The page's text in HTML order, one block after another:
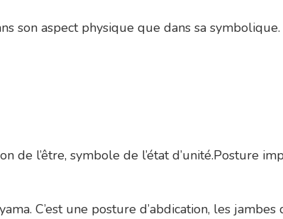
son aspect physique que dans sa
de l’être, symbole de l’état d’unité.Posture
C’est une posture d’abdication, les